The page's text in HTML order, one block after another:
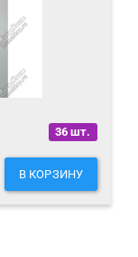
36 шт.
В КОРЗИНУ